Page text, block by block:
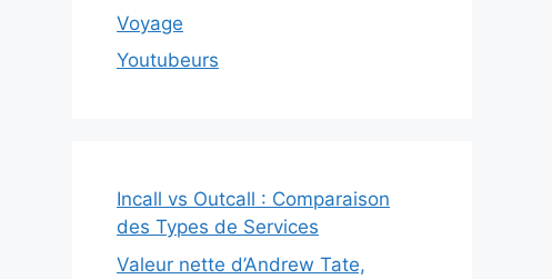
Voyage
Youtubeurs
Incall vs Outcall : Comparaison
des Types de Services
Valeur nette d’Andrew Tate,